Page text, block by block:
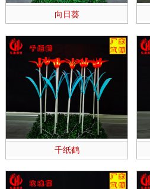
向日葵
千纸鹤